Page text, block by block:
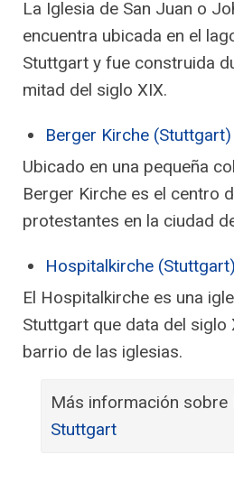
La Iglesia de San Juan o
encuentra ubicada en el
Stuttgart y fue construida
mitad del siglo XIX.
Berger Kirche (Stuttgart)
Ubicado en una pequeña
Berger Kirche es el centro
protestantes en la ciudad
Hospitalkirche (Stuttgart)
El Hospitalkirche es una
Stuttgart que data del siglo
barrio de las iglesias.
Más información sobre
Stuttgart